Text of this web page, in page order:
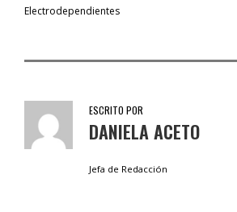
Electrodependientes
ESCRITO POR
DANIELA ACETO
Jefa de Redacción